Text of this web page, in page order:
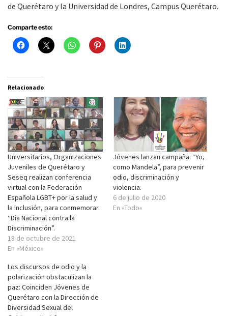
de Querétaro y la Universidad de Londres, Campus Querétaro.
Comparte esto:
Relacionado
Universitarios, Organizaciones
Juveniles de Querétaro y
Seseq realizan conferencia
virtual con la Federación
Española LGBT+ por la salud y
la inclusión, para conmemorar
“Día Nacional contra la
Discriminación”.
18 de octubre de 2021
En «México»
Jóvenes lanzan campaña: “Yo,
como Mandela”, para prevenir
odio, discriminación y
violencia.
6 de julio de 2020
En «Todo»
Los discursos de odio y la
polarización obstaculizan la
paz: Coinciden Jóvenes de
Querétaro con la Dirección de
Diversidad Sexual del